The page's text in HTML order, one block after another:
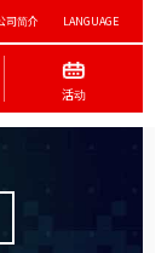
司简介 LANGUAGE
活动